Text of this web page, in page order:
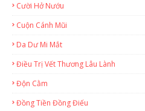
Cười Hở Nướu
Cuộn Cánh Mũi
Da Dư Mi Mắt
Điều Trị Vết Thương Lâu Lành
Độn Cằm
Đồng Tiền Đồng Điếu